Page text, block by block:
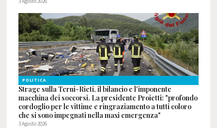
POLITICA
Strage sulla Terni-Rieti, il bilancio e l'imponente
macchina dei soccorsi. La presidente Proietti: "profondo
cordoglio per le vittime e ringraziamento a tutti coloro
che si sono impegnati nella maxi emergenza"
3 Agosto 2026